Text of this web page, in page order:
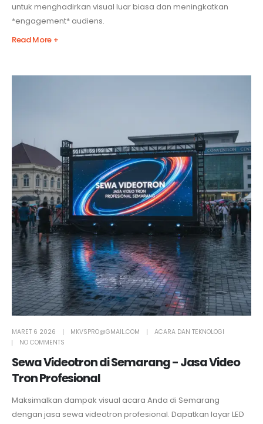
untuk menghadirkan visual luar biasa dan meningkatkan
*engagement* audiens.
Read More +
MARET 6 2026 MKVSPRO@GMAIL.COM
ACARA DAN TEKNOLOGI
NO COMMENTS
Sewa Videotron di Semarang - Jasa Video
Tron Profesional
Maksimalkan dampak visual acara Anda di Semarang
dengan jasa sewa videotron profesional. Dapatkan layar LED